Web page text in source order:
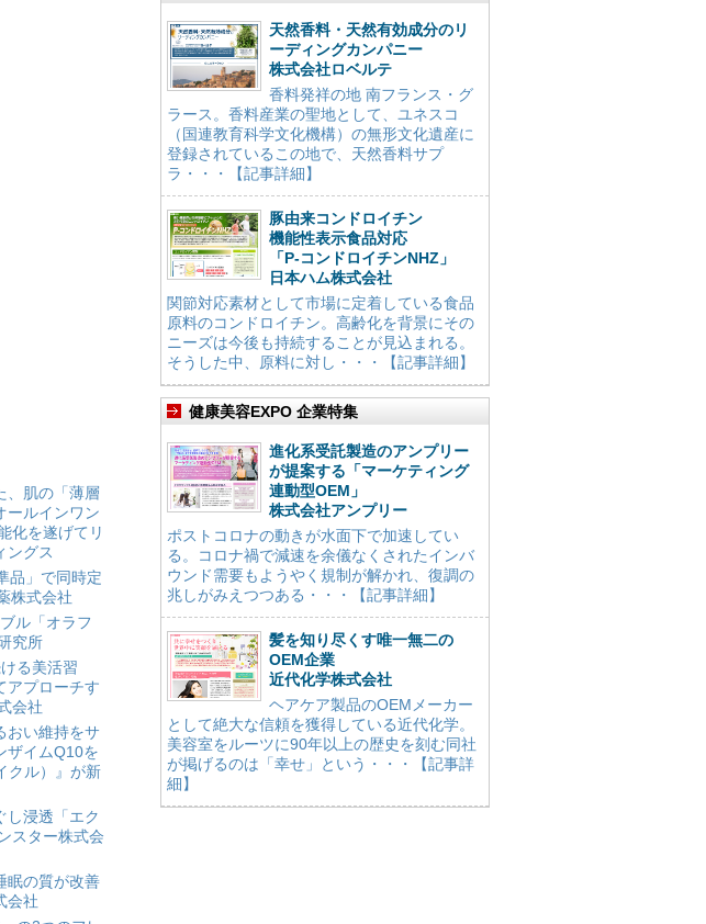
、肌の「薄層
ルインワン
化を遂げてリ
ングス
品」で同時定
株式会社
ル「オラフ
究所
る美活習
アプローチす
会社
おい維持をサ
ザイムQ10を
クル）』が新
し浸透「エク
スター株式会
眠の質が改善
会社
天然香料・天然有効成分のリ
ーディングカンパニー
株式会社ロベルテ
香料発祥の地 南フランス・グ
ラース。香料産業の聖地として、ユネスコ
（国連教育科学文化機構）の無形文化遺産に
登録されているこの地で、天然香料サプ
ラ・・・【記事詳細】
豚由来コンドロイチン
機能性表示食品対応
「P-コンドロイチンNHZ」
日本ハム株式会社
関節対応素材として市場に定着している食品
原料のコンドロイチン。高齢化を背景にその
ニーズは今後も持続することが見込まれる。
そうした中、原料に対し・・・【記事詳細】
健康美容EXPO 企業特集
進化系受託製造のアンプリー
が提案する「マーケティング
連動型OEM」
株式会社アンプリー
ポストコロナの動きが水面下で加速してい
る。コロナ禍で減速を余儀なくされたインバ
ウンド需要もようやく規制が解かれ、復調の
兆しがみえつつある・・・【記事詳細】
髪を知り尽くす唯一無二の
OEM企業
近代化学株式会社
ヘアケア製品のOEMメーカー
として絶大な信頼を獲得している近代化学。
美容室をルーツに90年以上の歴史を刻む同社
が掲げるのは「幸せ」という・・・【記事詳
細】